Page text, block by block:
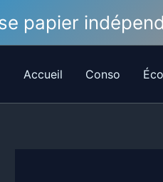
papier
Accueil Conso